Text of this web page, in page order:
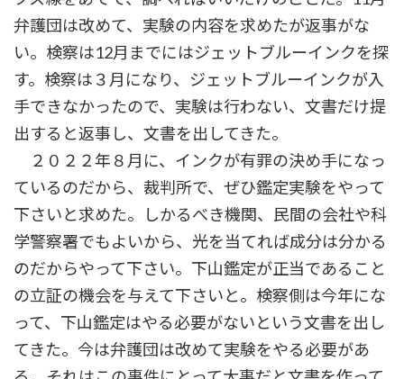
弁護団は改めて、実験の内容を求めたが返事がな
い。検察は12月までにはジェットブルーインクを探
す。検察は３月になり、ジェットブルーインクが入
手できなかったので、実験は行わない、文書だけ提
出すると返事し、文書を出してきた。
２０２２年８月に、インクが有罪の決め手になっ
ているのだから、裁判所で、ぜひ鑑定実験をやって
下さいと求めた。しかるべき機関、民間の会社や科
学警察署でもよいから、光を当てれば成分は分かる
のだからやって下さい。下山鑑定が正当であること
の立証の機会を与えて下さいと。検察側は今年にな
って、下山鑑定はやる必要がないという文書を出し
てきた。今は弁護団は改めて実験をやる必要があ